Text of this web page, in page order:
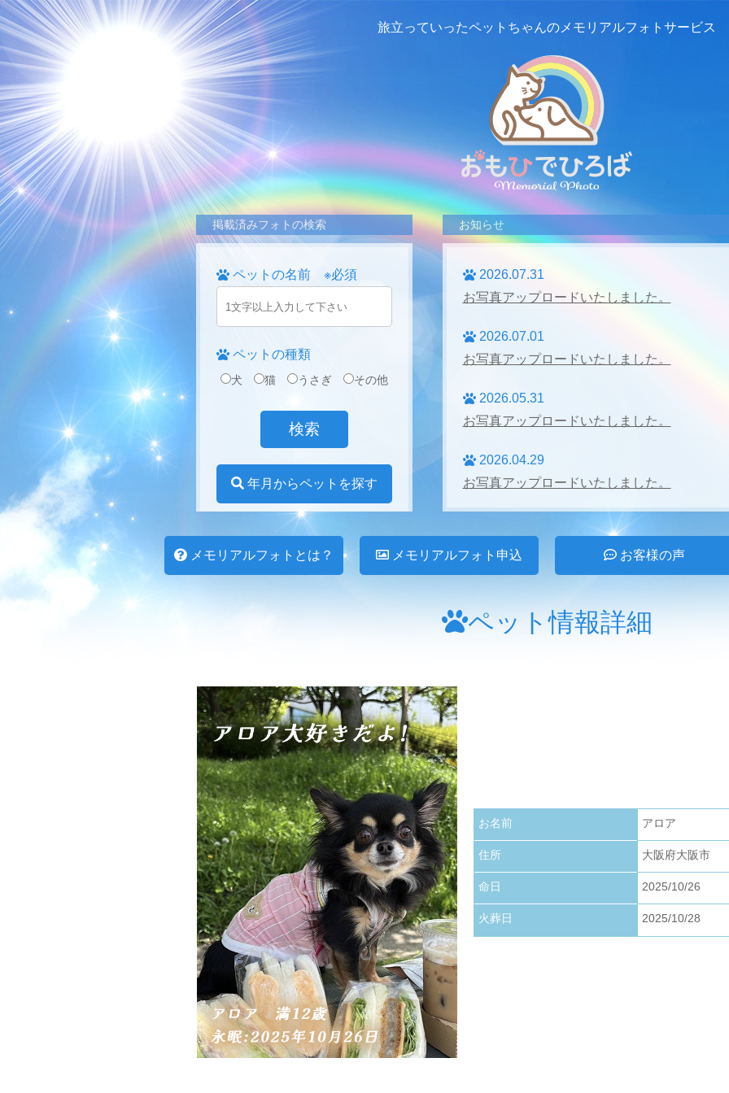
旅立っていったペットちゃんの メモリアルフォトサービス
掲載済みフォトの検索
ペットの名前 ※必須
ペットの種類
犬 猫 うさぎ その他
年月からペットを探す
お知らせ
2026.07.31
お写真アップロードいたしました。
2026.07.01
お写真アップロードいたしました。
2026.05.31
お写真アップロードいたしました。
2026.04.29
お写真アップロードいたしました。
お写真アップロードいたしました。
2026.01.01
お写真アップロードいたしました。
メモリアルフォトとは？ メモリアルフォト申込 お客様の声
ペット情報詳細
お名前 アロア
住所 大阪府大阪市
命日 2025/10/26
火葬日 2025/10/28